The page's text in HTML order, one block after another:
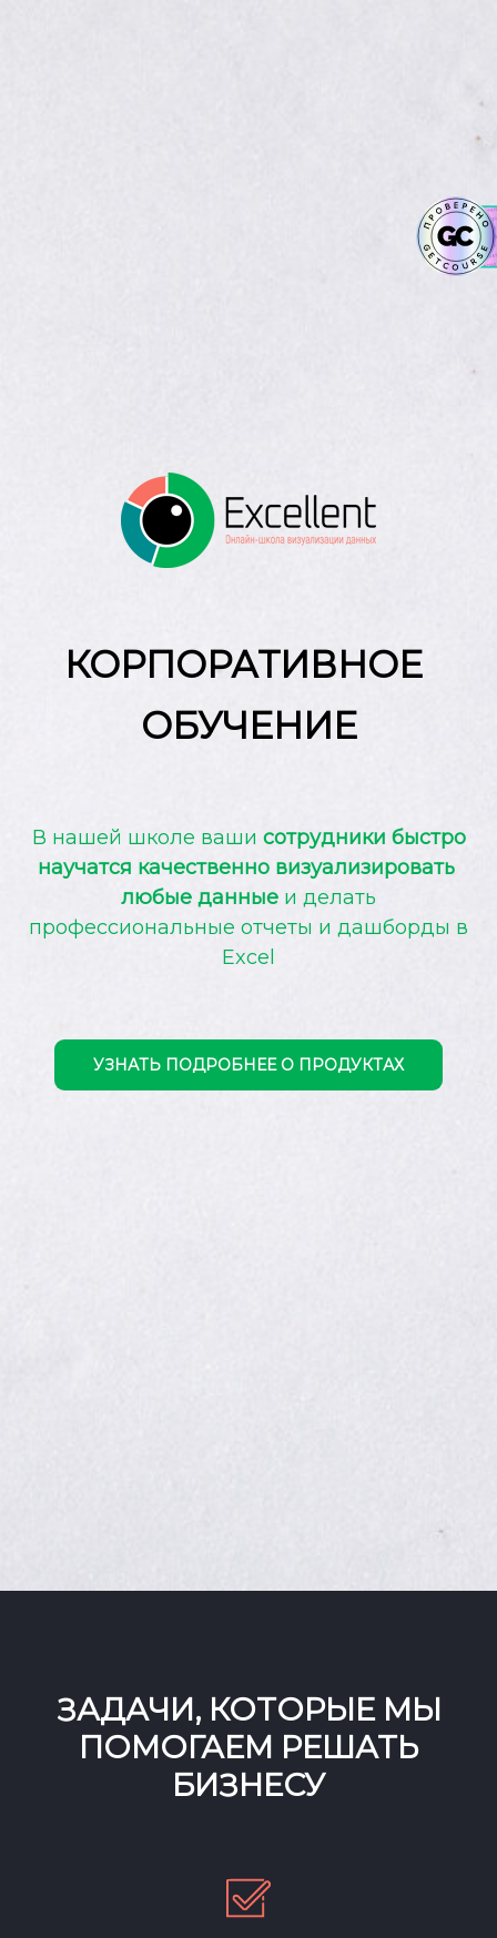
КОРПОРАТИВНОЕ
ОБУЧЕНИЕ
В нашей школе ваши сотрудники быстро
научатся качественно визуализировать
любые данные и делать
профессиональные отчеты и дашборды в
Excel
УЗНАТЬ ПОДРОБНЕЕ О ПРОДУКТАХ
ЗАДАЧИ, КОТОРЫЕ МЫ
ПОМОГАЕМ РЕШАТЬ
БИЗНЕСУ